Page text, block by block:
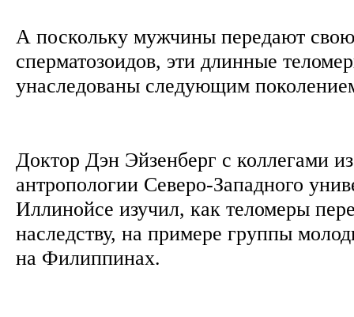
А поскольку мужчины передают
сперматозоидов, эти длинные
унаследованы следующим
Доктор Дэн Эйзенберг с коллегами
антропологии Северо-Западного
Иллинойсе изучил, как теломеры
наследству, на примере группы
на Филиппинах.